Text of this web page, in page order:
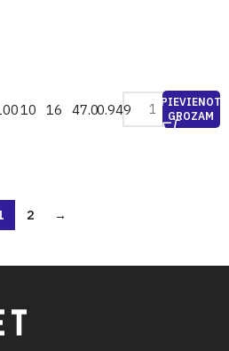
10 16 47.00.949
PIEVIENOT
GROZAM
2 →